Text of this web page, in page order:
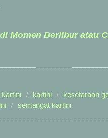
Momen Berlibur atau
kartini kartini kesetaraan
semangat kartini